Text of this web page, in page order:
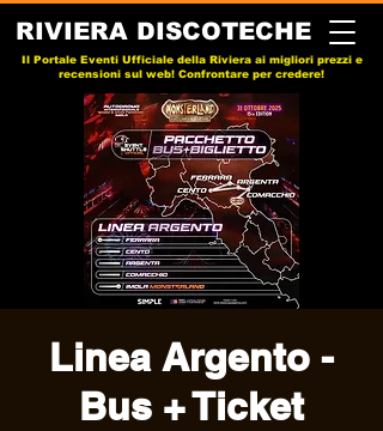
RIVIERA DISCOTECHE
Il Portale Eventi Ufficiale della Riviera ai migliori prezzi e
recensioni sul web! Confrontare per credere!
Linea Argento -
Bus + Ticket